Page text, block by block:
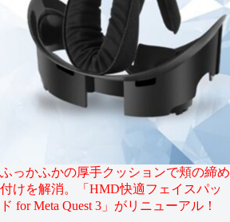
ふっかふかの厚手クッションで頬の締め
付けを解消。「HMD快適フェイスパッ
ド for Meta Quest 3」がリニューアル！